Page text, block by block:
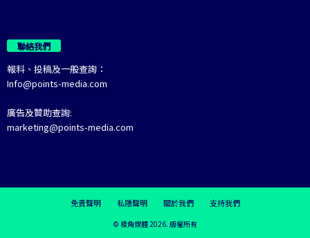
聯絡我們
報料、投稿及一般查詢：
Info@points-media.com
廣告及贊助查詢:
marketing@points-media.com
免責聲明 私隱聲明 關於我們 支持我們
© 棱角媒體 2026. 版權所有